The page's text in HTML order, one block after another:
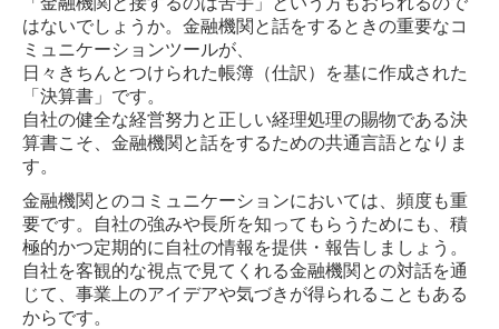
はないでしょうか。金融機関と話をするときの重要なコ
ミュニケーションツールが、
日々きちんとつけられた帳簿（仕訳）を基に作成された
「決算書」です。
自社の健全な経営努力と正しい経理処理の賜物である決
算書こそ、 金融機関と話をするための共通言語となりま
す。
金融機関とのコミュニケーションにおいては、頻度も重
要です。自社の強みや長所を知ってもらうためにも、積
極的かつ定期的に自社の情報を提供・報告しましょう。
自社を客観的な視点で見てくれる金融機関との対話を通
じて、事業上のアイデアや気づきが得られることもある
からです。